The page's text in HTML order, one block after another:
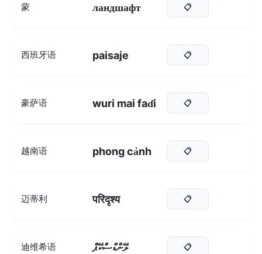
蒙 ландшафт 📋
西班牙语 paisaje 📋
豪萨语 wuri mai faɗi 📋
越南语 phong cảnh 📋
迈蒂利 परिदृश्य 📋
迪维希语 ލޭންޑްސްކޭޕް 📋